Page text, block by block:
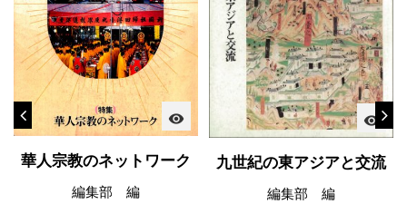
visibility
華人宗教のネットワーク
編集部 編
visibility
九世紀の東アジアと交流
編集部 編